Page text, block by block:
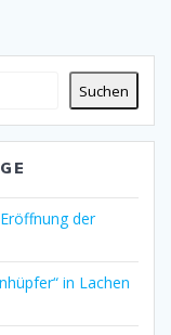
Suchen
der
in Lachen